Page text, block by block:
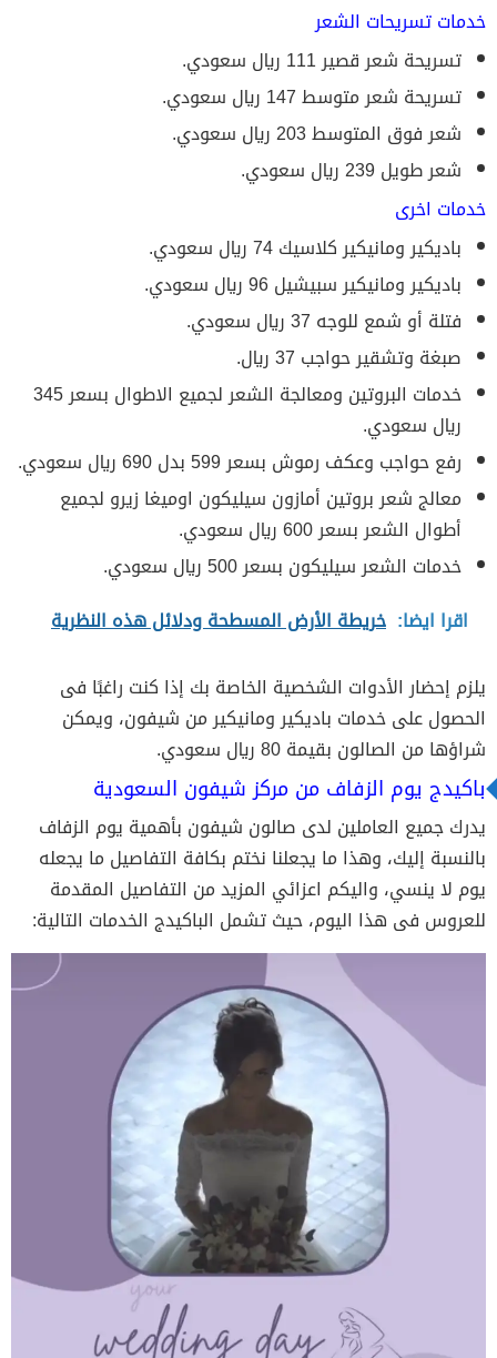
خدمات تسريحات الشعر
تسريحة شعر قصير 111 ريال سعودي.
تسريحة شعر متوسط 147 ريال سعودي.
شعر فوق المتوسط 203 ريال سعودي.
شعر طويل 239 ريال سعودي.
خدمات اخرى
باديكير ومانيكير كلاسيك 74 ريال سعودي.
باديكير ومانيكير سبيشيل 96 ريال سعودي.
فتلة أو شمع للوجه 37 ريال سعودي.
صبغة وتشقير حواجب 37 ريال.
خدمات البروتين ومعالجة الشعر لجميع الاطوال بسعر 345
ريال سعودي.
رفع حواجب وعكف رموش بسعر 599 بدل 690 ريال سعودي.
معالج شعر بروتين أمازون سيليكون اوميغا زيرو لجميع
أطوال الشعر بسعر 600 ريال سعودي.
خدمات الشعر سيليكون بسعر 500 ريال سعودي.
اقرا ايضا: خريطة الأرض المسطحة ودلائل هذه النظرية
يلزم إحضار الأدوات الشخصية الخاصة بك إذا كنت راغبًا فى
الحصول على خدمات باديكير ومانيكير من شيفون، ويمكن
شراؤها من الصالون بقيمة 80 ريال سعودي.
باكيدج يوم الزفاف من مركز شيفون السعودية
يدرك جميع العاملين لدى صالون شيفون بأهمية يوم الزفاف
بالنسبة إليك، وهذا ما يجعلنا نختم بكافة التفاصيل ما يجعله
يوم لا ينسي، واليكم اعزائي المزيد من التفاصيل المقدمة
للعروس فى هذا اليوم، حيث تشمل الباكيدج الخدمات التالية: